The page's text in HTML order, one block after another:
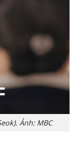
Ảnh: MBC